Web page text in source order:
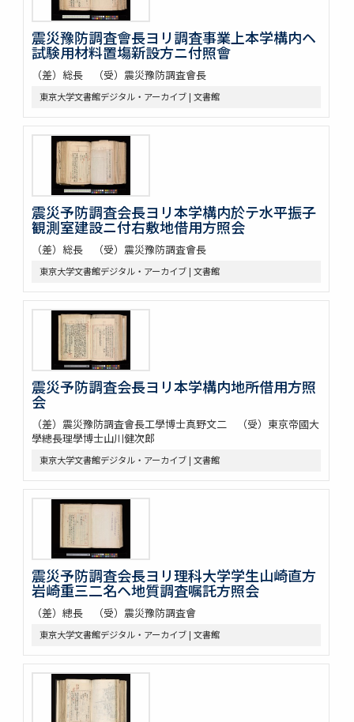
震災豫防調査會長ヨリ調査事業上本学構内ヘ
試験用材料置塲新設方ニ付照會
（差）総長 （受）震災豫防調査會長
東京大学文書館デジタル・アーカイブ | 文書館
震災予防調査会長ヨリ本学構内於テ水平振子
観測室建設ニ付右敷地借用方照会
（差）総長 （受）震災豫防調査會長
東京大学文書館デジタル・アーカイブ | 文書館
震災予防調査会長ヨリ本学構内地所借用方照
会
（差）震災豫防調査會長工學博士真野文二 （受）東京帝國大
學總長理學博士山川健次郎
東京大学文書館デジタル・アーカイブ | 文書館
震災予防調査会長ヨリ理科大学学生山崎直方
岩崎重三二名ヘ地質調査嘱託方照会
（差）總長 （受）震災豫防調査會
東京大学文書館デジタル・アーカイブ | 文書館